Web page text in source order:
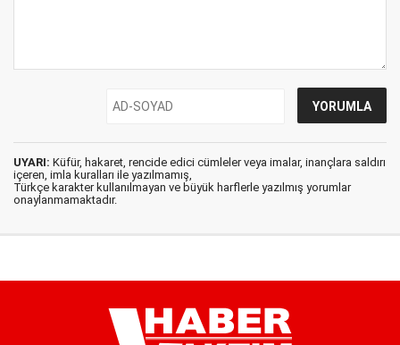
UYARI: Küfür, hakaret, rencide edici cümleler veya imalar, inançlara saldırı
içeren, imla kuralları ile yazılmamış,
Türkçe karakter kullanılmayan ve büyük harflerle yazılmış yorumlar
onaylanmamaktadır.